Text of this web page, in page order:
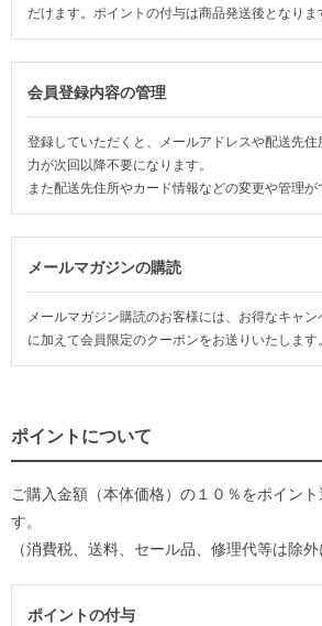
だけます。ポイントの付与は商品発送後となりま
会員登録内容の管理
登録していただくと、メールアドレスや配送先住
力が次回以降不要になります。
また配送先住所やカード情報などの変更や管理が
メールマガジンの購読
メールマガジン購読のお客様には、お得なキャ
に加えて会員限定のクーポンをお送りいたします。
ポイントについて
ご購入金額（本体価格）の１０％をポイン
す。
（消費税、送料、セール品、修理代等は除外
ポイントの付与